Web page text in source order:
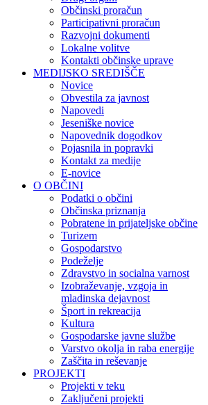
Občinski proračun
Participativni proračun
Razvojni dokumenti
Lokalne volitve
Kontakti občinske uprave
MEDIJSKO SREDIŠČE
Novice
Obvestila za javnost
Napovedi
Jeseniške novice
Napovednik dogodkov
Pojasnila in popravki
Kontakt za medije
E-novice
O OBČINI
Podatki o občini
Občinska priznanja
Pobratene in prijateljske občine
Turizem
Gospodarstvo
Podeželje
Zdravstvo in socialna varnost
Izobraževanje, vzgoja in
mladinska dejavnost
Šport in rekreacija
Kultura
Gospodarske javne službe
Varstvo okolja in raba energije
Zaščita in reševanje
PROJEKTI
Projekti v teku
Zaključeni projekti